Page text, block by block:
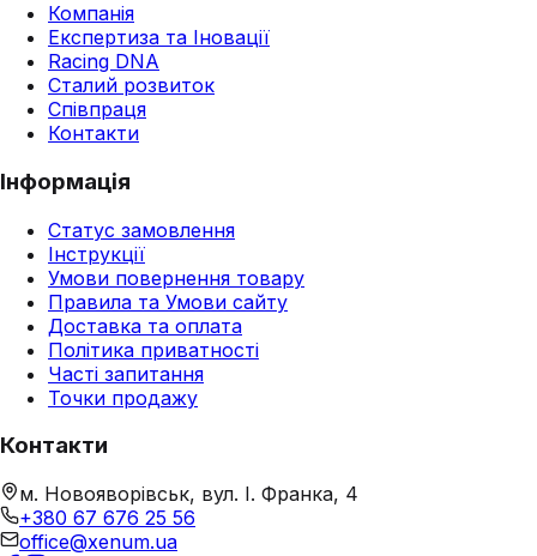
Компанія
Експертиза та Іновації
Racing DNA
Сталий розвиток
Співпраця
Контакти
Інформація
Статус замовлення
Інструкції
Умови повернення товару
Правила та Умови сайту
Доставка та оплата
Політика приватності
Часті запитання
Точки продажу
Контакти
м. Новояворівськ, вул. І. Франка, 4
+380 67 676 25 56
office@xenum.ua